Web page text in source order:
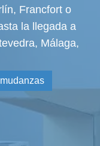
Francfort o
la llegada a
Málaga,